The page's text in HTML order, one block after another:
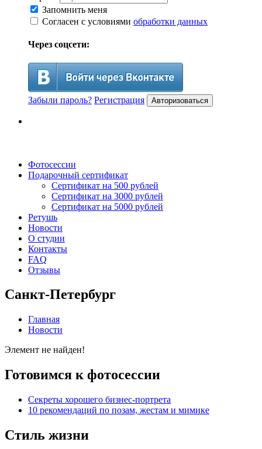
Запомнить меня
Согласен с условиями обработки данных
Через соцсети:
Забыли пароль? Регистрация Авторизоваться
Фотосессии
Подарочный сертификат
Сертификат на 500 рублей
Сертификат на 3000 рублей
Сертификат на 5000 рублей
Ретушь
Новости
О студии
Контакты
FAQ
Отзывы
Санкт-Петербург
Главная
Новости
Элемент не найден!
Готовимся к фотосессии
Секреты хорошего бизнес-портрета
10 рекомендаций по позам, жестам и мимике
Стиль жизни